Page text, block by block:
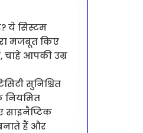
ये सिस्टम
मजबूत किए
आपकी उम्र
सुनिश्चित
नियमित
साइनैप्टिक
हैं और